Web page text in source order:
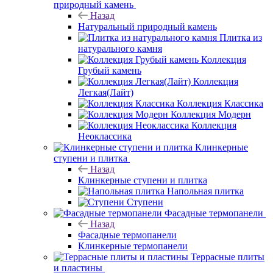
природный камень
Назад
Натуральный природный камень
Плитка из
натурального камня
Коллекция
Грубый камень
Коллекция
Легкая(Лайт)
Коллекция Классика
Коллекция Модерн
Коллекция
Неоклассика
Клинкерные
ступени и плитка
Назад
Клинкерные ступени и плитка
Напольная плитка
Ступени
Фасадные термопанели
Назад
Фасадные термопанели
Клинкерные термопанели
Террасные плиты
и пластины